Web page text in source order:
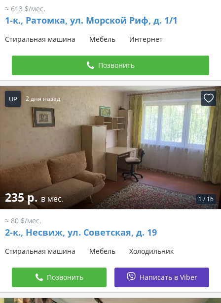
≈ 613 $/мес.
1-к., Ратомка, ул. Морской Риф, д. 1/1
Стиральная машина Мебель Интернет
Позвонить
UP 2 дня назад
1 / 16
235 р. в мес.
≈ 80 $/мес.
2-к., Несвиж, ул. Советская, д. 19
Стиральная машина Мебель Холодильник
Позвонить Написать в Viber